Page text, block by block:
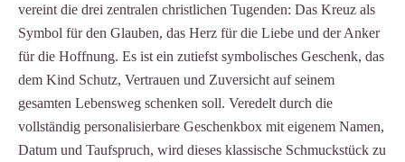
vereint die drei zentralen christlichen Tugenden: Das Kreuz als
Symbol für den Glauben, das Herz für die Liebe und der Anker
für die Hoffnung. Es ist ein zutiefst symbolisches Geschenk, das
dem Kind Schutz, Vertrauen und Zuversicht auf seinem
gesamten Lebensweg schenken soll. Veredelt durch die
vollständig personalisierbare Geschenkbox mit eigenem Namen,
Datum und Taufspruch, wird dieses klassische Schmuckstück zu